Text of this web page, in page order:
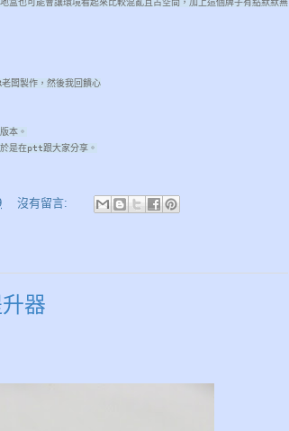
盒也可能會讓環境看起來比較混亂且占空間，加上這個牌子有點默默無
闆製作，然後我回饋心
本。
是在ptt跟大家分享。
沒有留言:
器